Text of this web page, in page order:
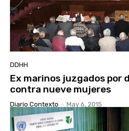
DDHH
Ex marinos juzgados por
contra nueve mujeres
Diario Contexto - May 6, 2015